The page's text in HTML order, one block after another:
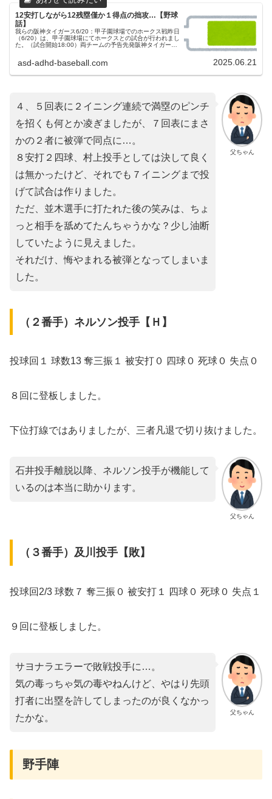
12安打しながら12残塁僅か１得点の拙攻…【野球
話】
我らの阪神タイガース6/20：甲子園球場でのホークス戦昨日
（6/20）は、甲子園球場にてホークスとの試合が行われまし
た。（試合開始18:00）両チームの予告先発阪神タイガース
asd-adhd-baseball.com 2025.06.21
父ちゃん
４、５回表に２イニング連続で満塁のピンチ
を招くも何とか凌ぎましたが、７回表にまさ
かの２者に被弾で同点に…。
８安打２四球、村上投手としては決して良く
は無かったけど、それでも７イニングまで投
げて試合は作りました。
ただ、並木選手に打たれた後の笑みは、ちょ
っと相手を舐めてたんちゃうかな？少し油断
していたように見えました。
それだけ、悔やまれる被弾となってしまいま
した。
（２番手）ネルソン投手【Ｈ】
投球回１ 球数13 奪三振１ 被安打０ 四球０ 死球０ 失点０
８回に登板しました。
下位打線ではありましたが、三者凡退で切り抜けました。
父ちゃん
石井投手離脱以降、ネルソン投手が機能して
いるのは本当に助かります。
（３番手）及川投手【敗】
投球回2/3 球数７ 奪三振０ 被安打１ 四球０ 死球０ 失点１
９回に登板しました。
父ちゃん
サヨナラエラーで敗戦投手に…。
気の毒っちゃ気の毒やねんけど、やはり先頭
打者に出塁を許してしまったのが良くなかっ
たかな。
野手陣